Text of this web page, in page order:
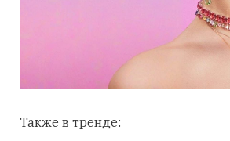
Также в тренде: